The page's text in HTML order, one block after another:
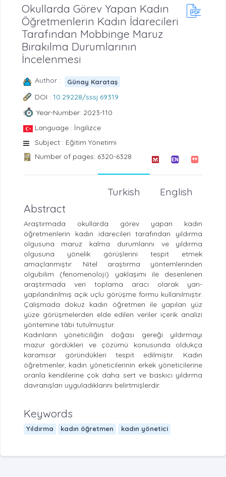
Okullarda Görev Yapan Kadın
Öğretmenlerin Kadın İdarecileri
Tarafından Mobbinge Maruz
Bırakılma Durumlarının
İncelenmesi
Author : Günay Karataş
DOI : 10.29228/sssj.69319
Year-Number: 2023-110
Language : İngilizce
Subject : Eğitim Yönetimi
Number of pages: 6320-6328
English
Turkish
Abstract
Araştırmada okullarda görev yapan kadın
öğretmenlerin kadın idarecileri tarafından yıldırma
olgusuna maruz kalma durumlarını ve yıldırma
olgusuna yönelik görüşlerini tespit etmek
amaçlanmıştır. Nitel araştırma yöntemlerinden
olgubilim (fenomenoloji) yaklaşımı ile desenlenen
araştırmada veri toplama aracı olarak yarı-
yapılandırılmış açık uçlu görüşme formu kullanılmıştır.
Çalışmada dokuz kadın öğretmen ile yapılan yüz
yüze görüşmelerden elde edilen veriler içerik analizi
yöntemine tâbi tutulmuştur.
Kadınların yöneticiliğin doğası gereği yıldırmayı
mazur gördükleri ve çözümü konusunda oldukça
karamsar göründükleri tespit edilmiştir. Kadın
öğretmenler, kadın yöneticilerinin erkek yöneticilerine
oranla kendilerine çok daha sert ve baskıcı yıldırma
davranışları uyguladıklarını belirtmişlerdir.
Keywords
Yıldırma kadın öğretmen kadın yönetici